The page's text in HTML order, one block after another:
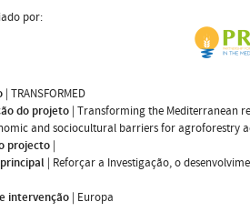
por:
| TRANSFORMED
do projeto | Transforming the Mediterranean
and sociocultural barriers for agroforestry
projecto |
| Reforçar a Investigação, o
intervenção | Europa